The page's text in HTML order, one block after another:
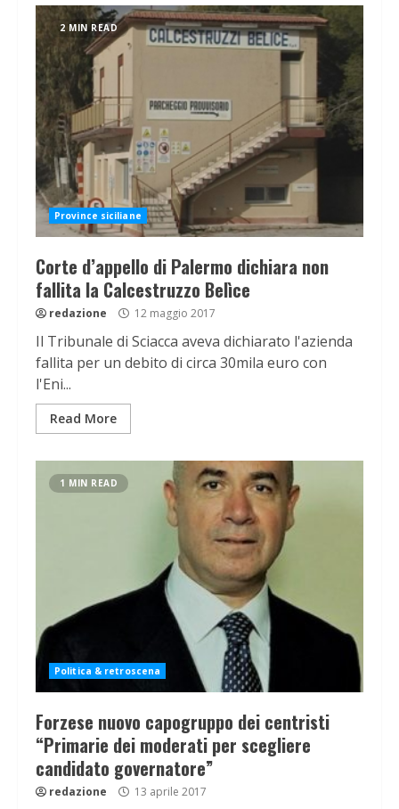
2 MIN READ
Province siciliane
Corte d’appello di Palermo dichiara non
fallita la Calcestruzzo Belìce
redazione 12 maggio 2017
Il Tribunale di Sciacca aveva dichiarato l'azienda
fallita per un debito di circa 30mila euro con
l'Eni...
Read More
1 MIN READ
Politica & retroscena
Forzese nuovo capogruppo dei centristi
“Primarie dei moderati per scegliere
candidato governatore”
redazione 13 aprile 2017